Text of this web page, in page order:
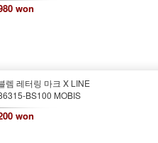
won
렘 레터링 마크 X LINE
BS100 MOBIS
won